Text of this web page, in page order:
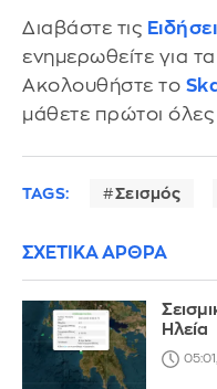
Διαβάστε τις
ενημερωθείτε για
Ακολουθήστε το
μάθετε πρώτοι όλες
TAGS: Σεισμός
ΣΧΕΤΙΚΑ ΑΡΘΡΑ
Ηλεία